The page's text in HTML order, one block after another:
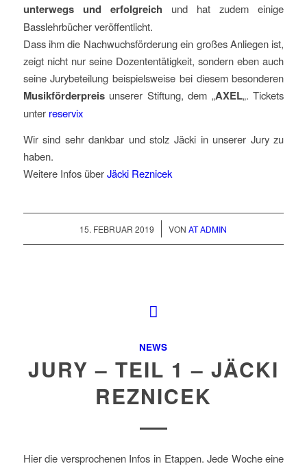
unterwegs und erfolgreich und hat zudem einige
Basslehrbücher veröffentlicht.
Dass ihm die Nachwuchsförderung ein großes Anliegen ist,
zeigt nicht nur seine Dozententätigkeit, sondern eben auch
seine Jurybeteilung beispielsweise bei diesem besonderen
Musikförderpreisunserer Stiftung, dem „AXEL„. Tickets
unter reservix
Wir sind sehr dankbar und stolz Jäcki in unserer Jury zu
haben.
Weitere Infos überJäcki Reznicek
15. FEBRUAR 2019
/ VONAT ADMIN
NEWS
JURY – TEIL 1 – JÄCKI
REZNICEK
Hier die versprochenen Infos in Etappen. Jede Woche eine